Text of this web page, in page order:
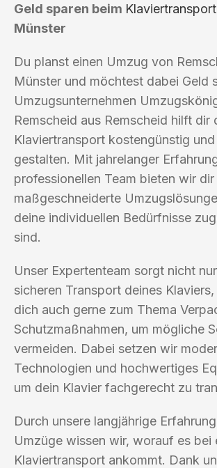
Geld sparen beim Klaviertransport
Münster
Du planst einen Umzug von
Münster und möchtest dabei Geld
Umzugsunternehmen
Remscheid aus Remscheid hilft dir
Klaviertransport kostengünstig
gestalten. Mit jahrelanger
professionellen Team bieten wir dir
maßgeschneiderte
deine individuellen Bedürfnisse
sind.
Unser Expertenteam sorgt nicht
sicheren Transport deines
dich auch gerne zum Thema
Schutzmaßnahmen, um mögliche
vermeiden. Dabei setzen wir
Technologien und hochwertiges
um dein Klavier fachgerecht zu
Durch unsere langjährige
Umzüge wissen wir, worauf es bei
Klaviertransport ankommt. Dank